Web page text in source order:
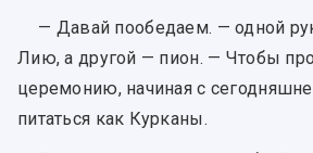
— Давай пообедаем. — одной
Лию, а другой — пион. — Чтобы
церемонию, начиная с
питаться как Курканы.